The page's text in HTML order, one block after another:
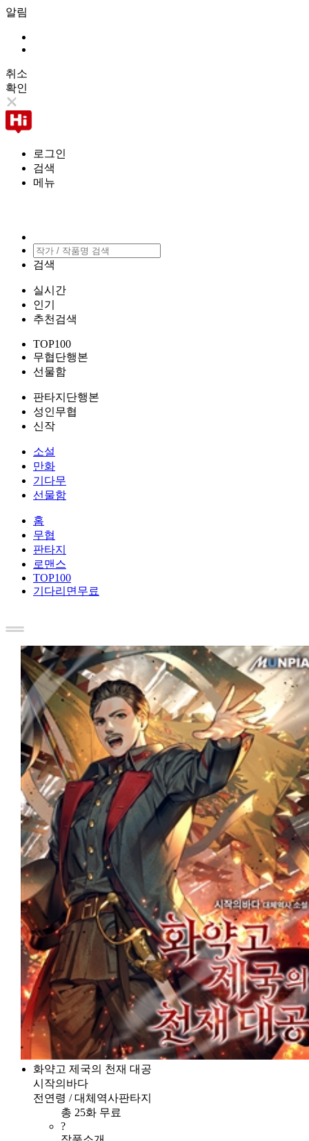
알림
취소
확인
로그인
검색
메뉴
검색
실시간
인기
추천검색
TOP100
무협단행본
선물함
판타지단행본
성인무협
신작
소설
만화
기다무
선물함
홈
무협
판타지
로맨스
TOP100
기다리면무료
화약고 제국의 천재 대공
시작의바다
전연령 / 대체역사판타지
총 25화 무료
?